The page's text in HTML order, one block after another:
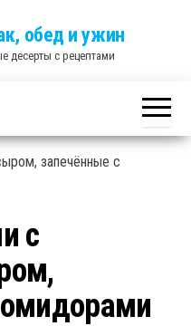
обед и ужин
десерты с рецептами
с